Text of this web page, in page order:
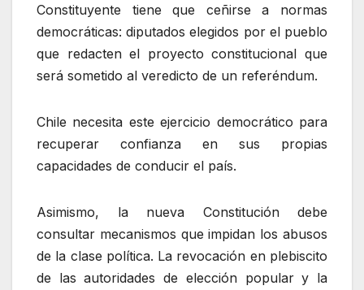
Constituyente tiene que ceñirse a normas
democráticas: diputados elegidos por el pueblo
que redacten el proyecto constitucional que
será sometido al veredicto de un referéndum.
Chile necesita este ejercicio democrático para
recuperar confianza en sus propias
capacidades de conducir el país.
Asimismo, la nueva Constitución debe
consultar mecanismos que impidan los abusos
de la clase política. La revocación en plebiscito
de las autoridades de elección popular y la